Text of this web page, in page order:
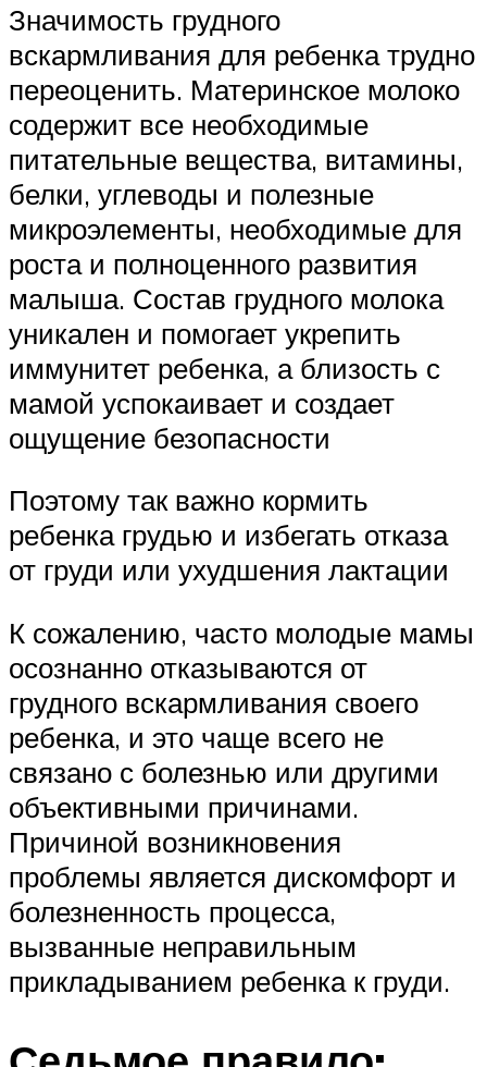
Значимость грудного
вскармливания для ребенка трудно
переоценить. Материнское молоко
содержит все необходимые
питательные вещества, витамины,
белки, углеводы и полезные
микроэлементы, необходимые для
роста и полноценного развития
малыша. Состав грудного молока
уникален и помогает укрепить
иммунитет ребенка, а близость с
мамой успокаивает и создает
ощущение безопасности
Поэтому так важно кормить
ребенка грудью и избегать отказа
от груди или ухудшения лактации
К сожалению, часто молодые мамы
осознанно отказываются от
грудного вскармливания своего
ребенка, и это чаще всего не
связано с болезнью или другими
объективными причинами.
Причиной возникновения
проблемы является дискомфорт и
болезненность процесса,
вызванные неправильным
прикладыванием ребенка к груди.